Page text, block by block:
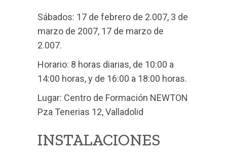
Sábados: 17 de febrero de 2.007, 3 de
marzo de 2007, 17 de marzo de
2.007.
Horario: 8 horas diarias, de 10:00 a
14:00 horas, y de 16:00 a 18:00 horas.
Lugar: Centro de Formación NEWTON
Pza Tenerias 12, Valladolid
INSTALACIONES